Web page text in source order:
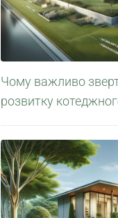
Чому важливо
розвитку